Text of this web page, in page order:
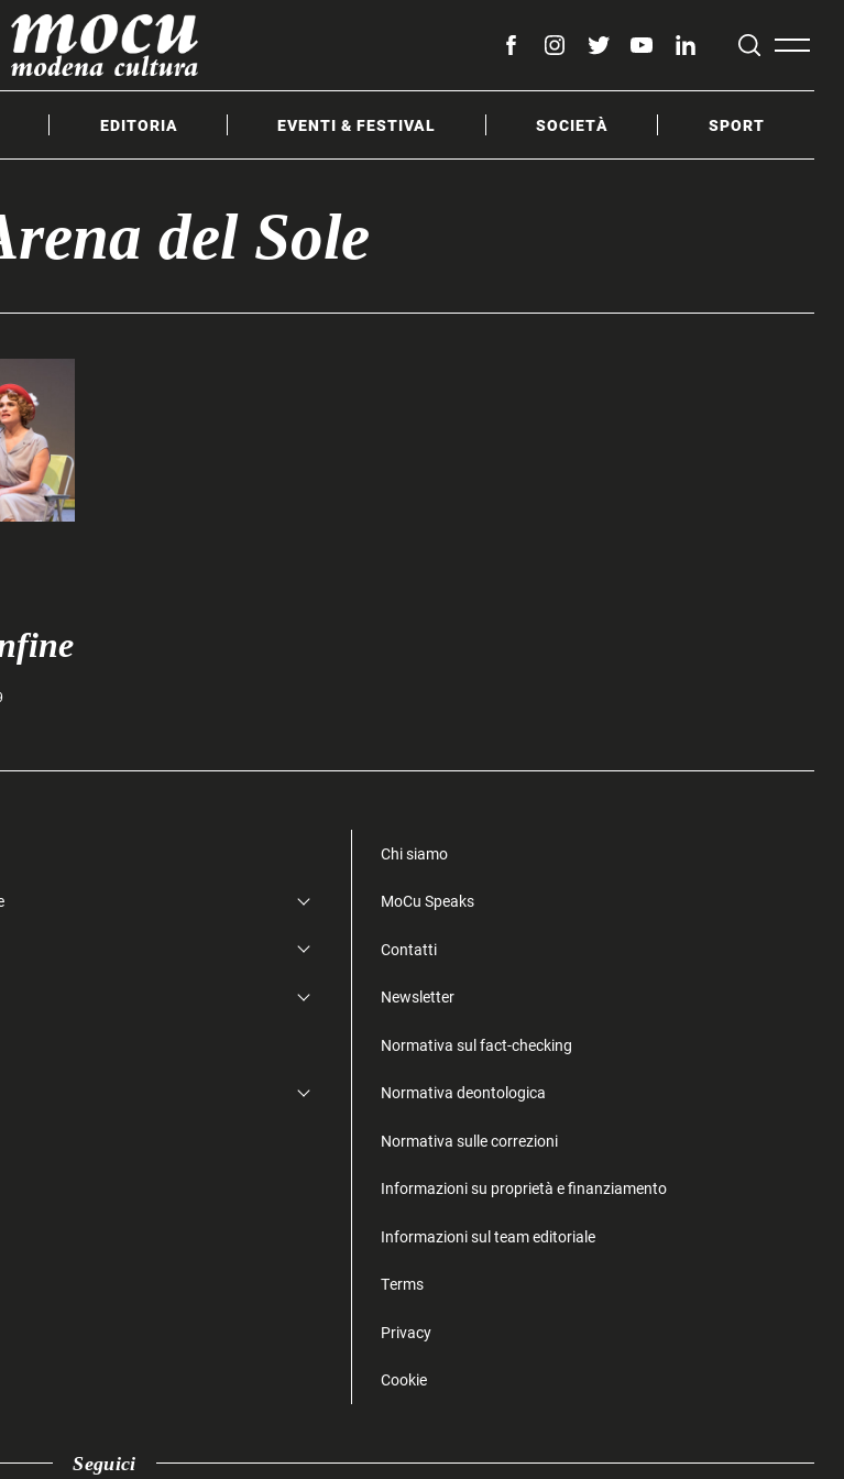
facebookinstagram
twitteryoutubelinkedin
EDITORIA EVENTI & FESTIVAL SOCIETÀ SPORT
del Sole
Chi siamo
MoCu Speaks
Contatti
Newsletter
Normativa sul fact-checking
Normativa deontologica
Normativa sulle correzioni
Informazioni su proprietà e finanziamento
Informazioni sul team editoriale
Terms
Privacy
Cookie
Seguici